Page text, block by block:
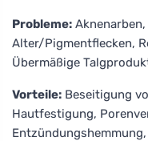
Probleme:
Alter/Pigmentflecken,
Übermäßige
Vorteile: Beseitigung
Hautfestigung,